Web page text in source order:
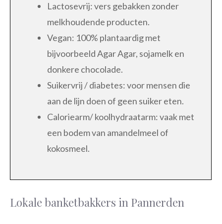
Lactosevrij: vers gebakken zonder
melkhoudende producten.
Vegan: 100% plantaardig met
bijvoorbeeld Agar Agar, sojamelk en
donkere chocolade.
Suikervrij / diabetes: voor mensen die
aan de lijn doen of geen suiker eten.
Caloriearm/ koolhydraatarm: vaak met
een bodem van amandelmeel of
kokosmeel.
Lokale banketbakkers in Pannerden